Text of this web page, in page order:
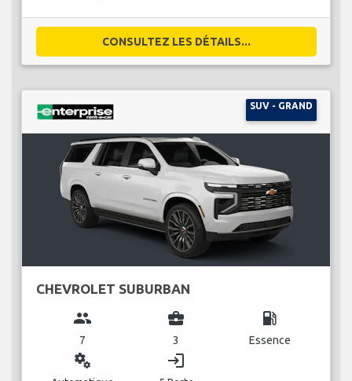
CONSULTEZ LES DÉTAILS...
SUV - GRAND
CHEVROLET SUBURBAN
group
7
business_center
3
local_gas_station
Essence
miscellaneous_services login